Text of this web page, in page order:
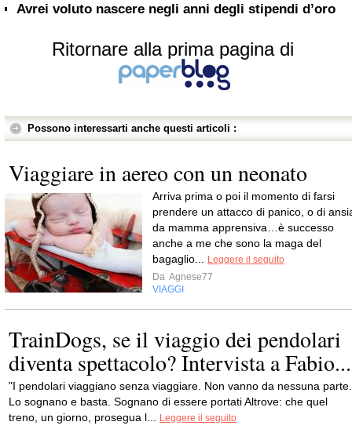
Avrei voluto nascere negli anni degli stipendi d’oro
Ritornare alla prima pagina di
Possono interessarti anche questi articoli :
Viaggiare in aereo con un neonato
Arriva prima o poi il momento di farsi
prendere un attacco di panico, o di
da mamma apprensiva…è successo
anche a me che sono la maga del
bagaglio...
Leggere il seguito
Da Agnese77
VIAGGI
TrainDogs, se il viaggio dei pendolari
diventa spettacolo? Intervista a Fabio...
"I pendolari viaggiano senza viaggiare. Non vanno da nessuna parte.
Lo sognano e basta. Sognano di essere portati Altrove: che quel
treno, un giorno, prosegua l...
Leggere il seguito